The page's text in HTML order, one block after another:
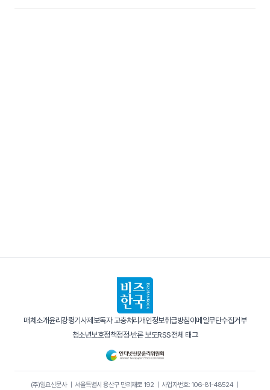
매체소개윤리강령기사제보독자 고충처리개인정보취급방침이메일무단수집거부
청소년보호정책정정·반론 보도RSS전체 태그
(주)일요신문사｜ 서울특별시 용산구 만리재로 192｜ 사업자번호: 106-81-48524｜